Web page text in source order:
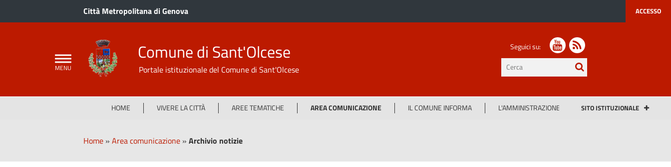
Città Metropolitana di Genova ACCESSO
Comune di Sant'Olcese
Portale istituzionale del Comune di Sant'Olcese
Seguici su:
testo
da
HOME VIVERE LA CITTÀ AREE TEMATICHE AREA COMUNICAZIONE IL COMUNE INFORMA L'AMMINISTRAZIONE SITO ISTITUZIONALE
Home » Area comunicazione » Archivio notizie